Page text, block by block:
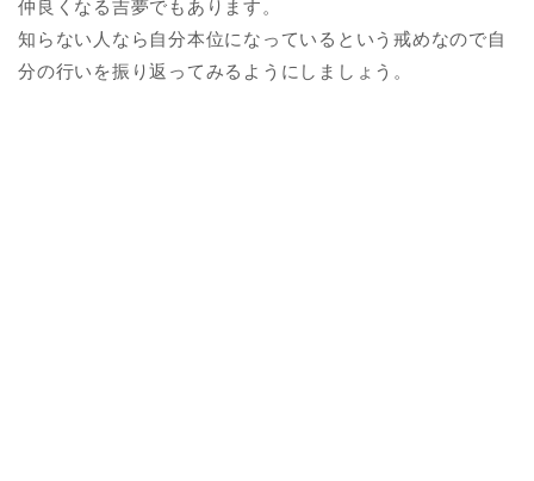
仲良くなる吉夢でもあります。
知らない人なら自分本位になっているという戒めなので自
分の行いを振り返ってみるようにしましょう。